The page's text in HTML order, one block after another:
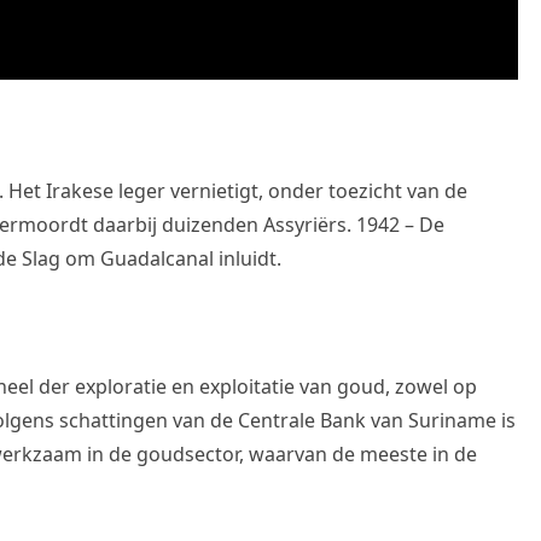
Het Irakese leger vernietigt, onder toezicht van de
daarbij duizenden Assyriërs. 1942 – De
Slag om Guadalcanal inluidt.
der exploratie en exploitatie van goud, zowel op
schattingen van de Centrale Bank van Suriname is
in de goudsector, waarvan de meeste in de